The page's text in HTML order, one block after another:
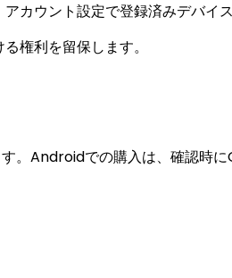
カウント設定で登録済みデバイ
権利を留保します。
。Androidでの購入は、確認時